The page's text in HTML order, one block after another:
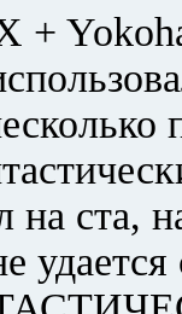
+
на ста,